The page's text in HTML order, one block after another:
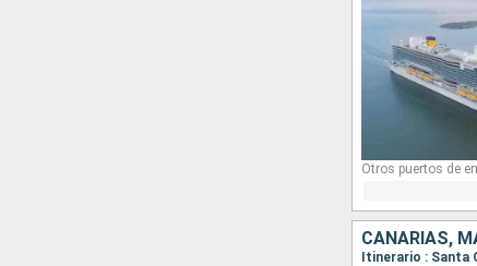
Otros puertos de
CANARIAS,
Itinerario : Santa